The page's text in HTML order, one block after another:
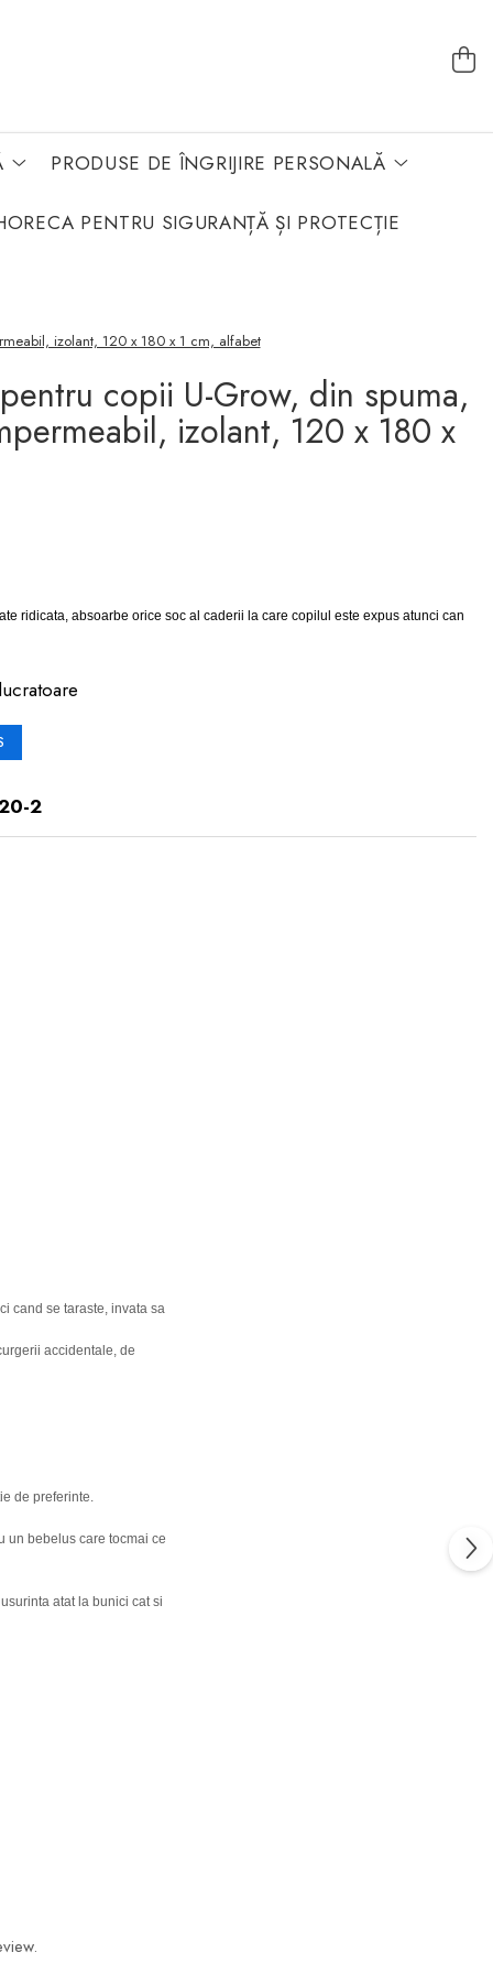
PRODUSE DE ÎNGRIJIRE PERSONALĂ
PENTRU SIGURANȚĂ ȘI PROTECȚIE
izolant, 120 x 180 x 1 cm, alfabet
copii U-Grow, din spuma,
izolant, 120 x 180 x
ridicata, absoarbe orice soc al caderii la care copilul este expus atunci can
2
cand se taraste, invata sa
accidentale, de
de preferinte.
un bebelus care tocmai ce
atat la bunici cat si